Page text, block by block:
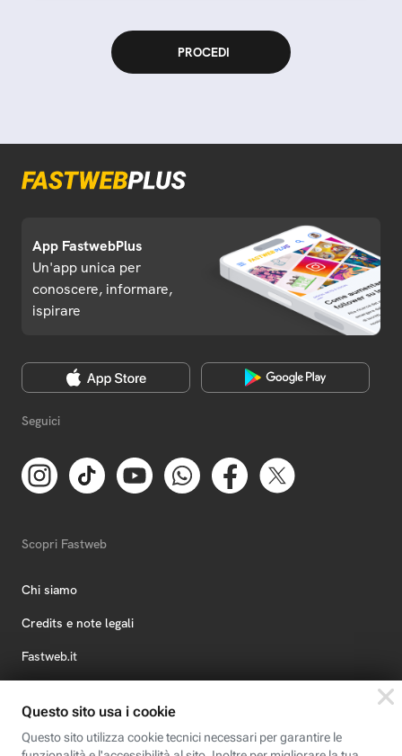
App FastwebPlus
Un'app unica per
conoscere, informare,
ispirare
Seguici
Scopri Fastweb
Chi siamo
Credits e note legali
Fastweb.it
Fastweb Digital Academy